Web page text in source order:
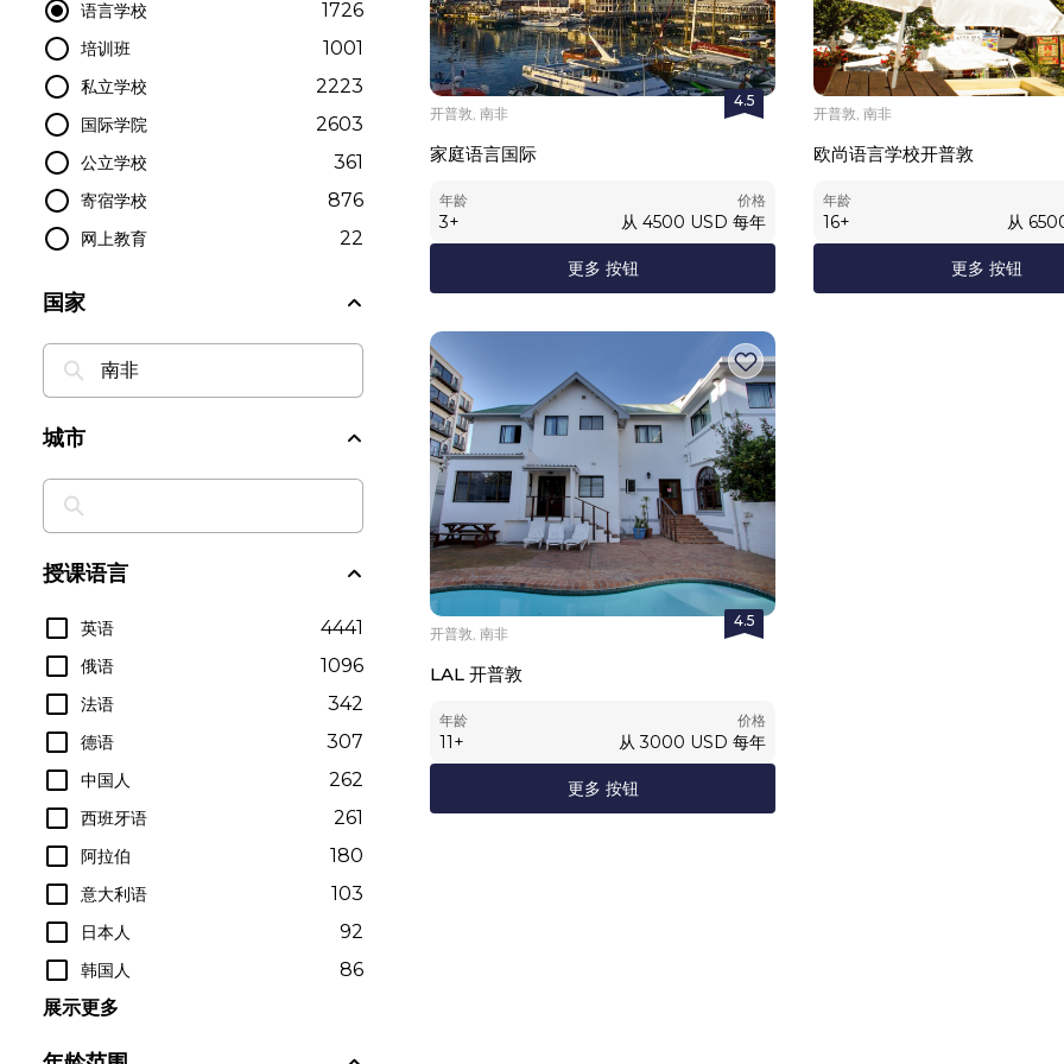
语言学校 1726
培训班 1001
私立学校 2223
国际学院 2603
公立学校 361
寄宿学校 876
网上教育 22
国家
城市
授课语言
英语 4441
俄语 1096
法语 342
德语 307
中国人 262
西班牙语 261
阿拉伯 180
意大利语 103
日本人 92
韩国人
86
展示更多
4.5
开普敦, 南非
家庭语言国际
年龄
3+
价格
从 4500 USD 每年
更多 按钮
开普敦, 南非
欧尚语言学校开普敦
年龄
16+ 从
更多 按钮
4.5
开普敦, 南非
LAL 开普敦
年龄
11+
价格
从 3000 USD 每年
更多 按钮